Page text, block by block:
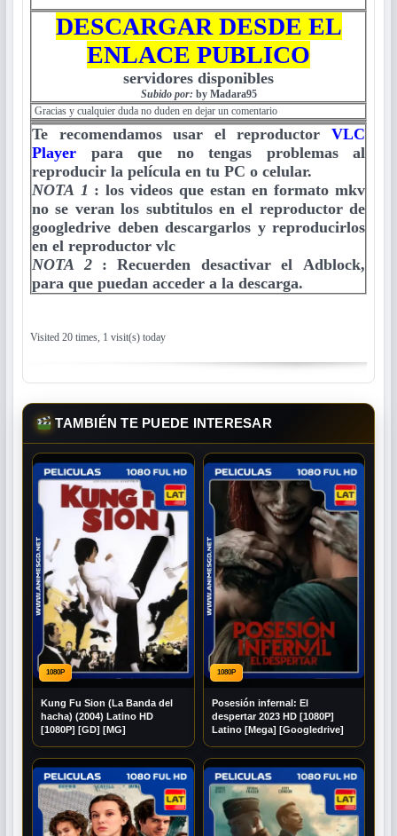
DESCARGAR DESDE EL
ENLACE PUBLICO
servidores disponibles
Subido por: by Madara95
Gracias y cualquier duda no duden en dejar un comentario
Te recomendamos usar el reproductor VLC
Player para que no tengas problemas al
reproducir la película en tu PC o celular.
NOTA 1 : los videos que estan en formato mkv
no se veran los subtitulos en el reproductor de
googledrive deben descargarlos y reproducirlos
en el reproductor vlc
NOTA 2 : Recuerden desactivar el Adblock,
para que puedan acceder a la descarga.
Visited 20 times, 1 visit(s) today
TAMBIÉN TE PUEDE INTERESAR
1080P
Kung Fu Sion (La Banda del
hacha) (2004) Latino HD
[1080P] [GD] [MG]
1080P
Posesión infernal: El
despertar 2023 HD [1080P]
Latino [Mega] [Googledrive]